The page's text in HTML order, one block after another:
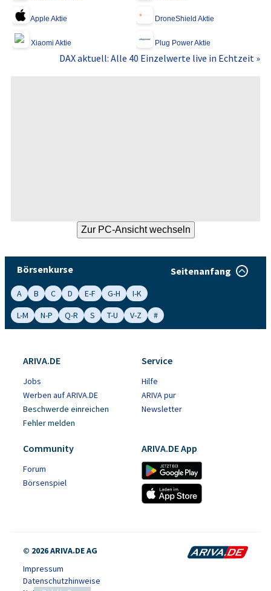
Apple Aktie DroneShield Aktie
Xiaomi Aktie Plug Power Aktie
DAX aktuell: Alle 40 Einzelwerte live in Echtzeit »
Börsenkurse Seitenanfang
A B C D E-F G-H
I-K
L-M
N-P Q-R S T-U V-Z #
ARIVA.DE
Jobs
Werben auf ARIVA.DE
Beschwerde einreichen
Fehler melden
Service
Hilfe
ARIVA pur
Newsletter
Community
Forum
Börsenspiel
ARIVA.DE App
© 2026 ARIVA.DE AG
Impressum
Datenschutzhinweise